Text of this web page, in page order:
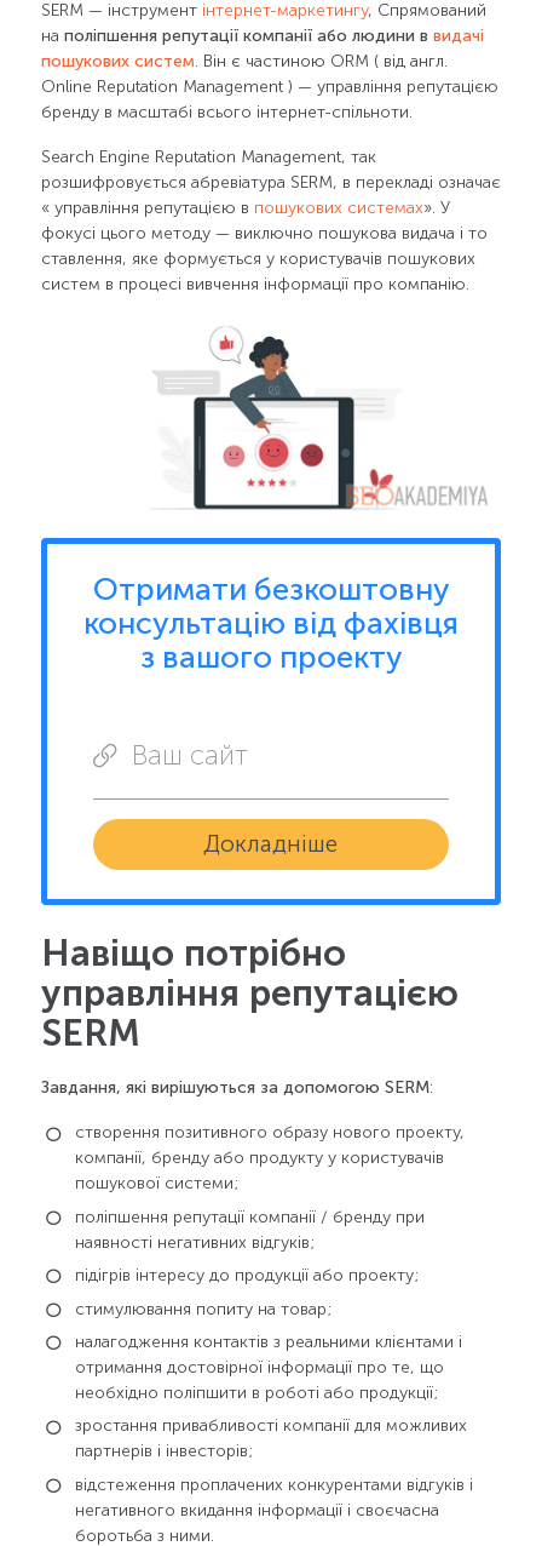
SERM — інструмент інтернет-маркетингу, Спрямований
на поліпшення репутації компанії або людини в видачі
пошукових систем. Він є частиною ORM ( від англ.
Online Reputation Management ) — управління репутацією
бренду в масштабі всього інтернет-спільноти.
Search Engine Reputation Management, так
розшифровується абревіатура SERM, в перекладі означає
« управління репутацією в пошукових системах». У
фокусі цього методу — виключно пошукова видача і то
ставлення, яке формується у користувачів пошукових
систем в процесі вивчення інформації про компанію.
Отримати безкоштовну
консультацію від фахівця
з вашого проекту
Ваш сайт
Докладніше
Навіщо потрібно
управління репутацією
SERM
Завдання, які вирішуються за допомогою SERM:
створення позитивного образу нового проекту,
компанії, бренду або продукту у користувачів
пошукової системи;
поліпшення репутації компанії / бренду при
наявності негативних відгуків;
підігрів інтересу до продукції або проекту;
стимулювання попиту на товар;
налагодження контактів з реальними клієнтами і
отримання достовірної інформації про те, що
необхідно поліпшити в роботі або продукції;
зростання привабливості компанії для можливих
партнерів і інвесторів;
відстеження проплачених конкурентами відгуків і
негативного вкидання інформації і своєчасна
боротьба з ними.